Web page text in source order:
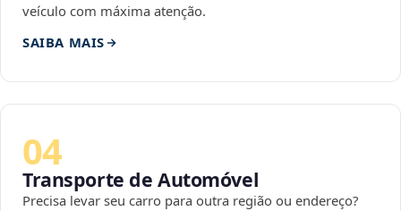
veículo com máxima atenção.
SAIBA MAIS
04
Transporte de Automóvel
Precisa levar seu carro para outra região ou endereço?